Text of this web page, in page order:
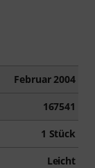
Februar 2004
167541
1 Stück
Leicht